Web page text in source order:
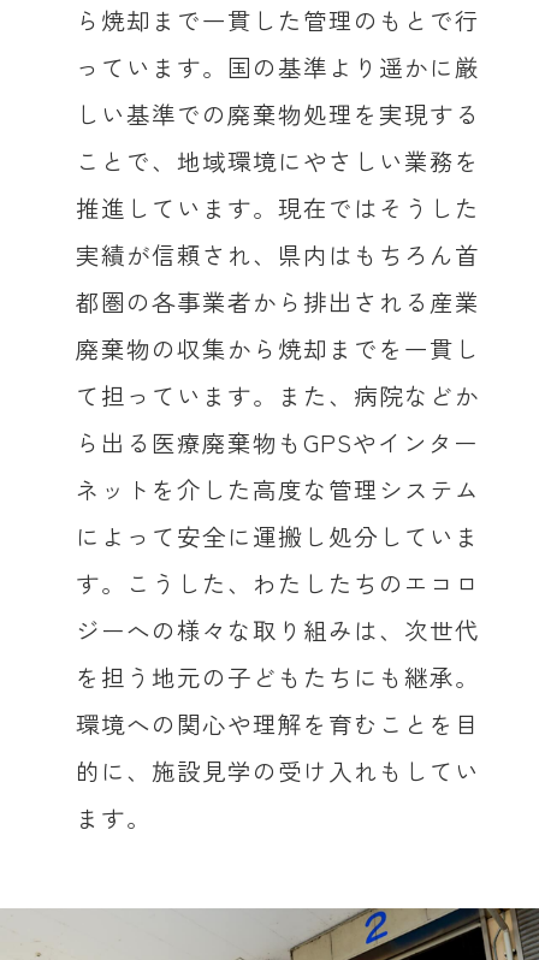
ら焼却まで一貫した管理のもとで行
っています。国の基準より遥かに厳
しい基準での廃棄物処理を実現する
ことで、地域環境にやさしい業務を
推進しています。現在ではそうした
実績が信頼され、県内はもちろん首
都圏の各事業者から排出される産業
廃棄物の収集から焼却までを一貫し
て担っています。また、病院などか
ら出る医療廃棄物もGPSやインター
ネットを介した高度な管理システム
によって安全に運搬し処分していま
す。こうした、わたしたちのエコロ
ジーへの様々な取り組みは、次世代
を担う地元の子どもたちにも継承。
環境への関心や理解を育むことを目
的に、施設見学の受け入れもしてい
ます。